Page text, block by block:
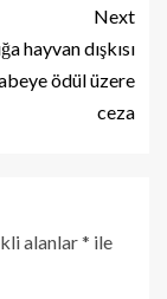
Next
hayvan dışkısı
ödül üzere
ceza
alanlar* ile